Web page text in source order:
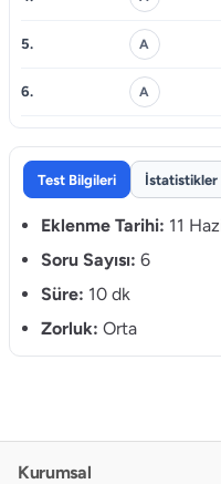
5. A
6. A
Test Bilgileri İstatistikler
Eklenme Tarihi: 11
Soru Sayısı: 6
Süre: 10 dk
Zorluk: Orta
Kurumsal